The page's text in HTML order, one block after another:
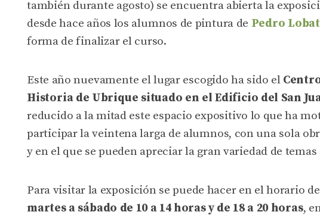
también durante agosto) se encuentra abierta la
desde hace años los alumnos de pintura de Pedro
forma de finalizar el curso.
Este año nuevamente el lugar escogido ha sido el
Historia de Ubrique situado en el Edificio del San
reducido a la mitad este espacio expositivo lo que ha
participar la veintena larga de alumnos, con una sola
y en el que se pueden apreciar la gran variedad de
Para visitar la exposición se puede hacer en el horario
martes a sábado de 10 a 14 horas y de 18 a 20 horas,